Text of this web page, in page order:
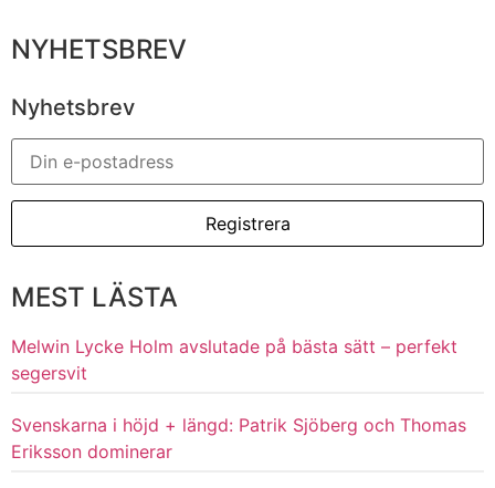
NYHETSBREV
Nyhetsbrev
MEST LÄSTA
Melwin Lycke Holm avslutade på bästa sätt – perfekt
segersvit
Svenskarna i höjd + längd: Patrik Sjöberg och Thomas
Eriksson dominerar